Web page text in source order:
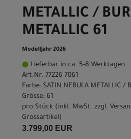
METALLIC /
METALLIC 61
Modelljahr 2026
Lieferbar in ca. 5-8 Werktagen
Art.Nr. 77226-7061
Farbe: SATIN NEBULA METALLIC /
Grösse: 61
pro Stück (inkl. MwSt. zzgl.
Grossartikel )
3.799,00 EUR